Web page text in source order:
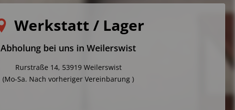
Werkstatt / Lager
Abholung bei uns in Weilerswist
Rurstraße 14, 53919 Weilerswist
(Mo-Sa. Nach vorheriger Vereinbarung )